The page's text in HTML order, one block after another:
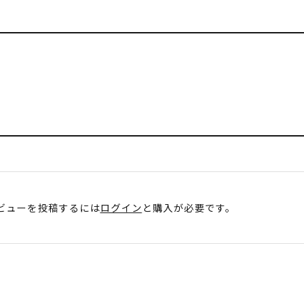
ューを投稿するにはログイン と購入が必要です。